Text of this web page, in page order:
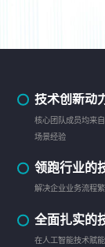
技术创新动
核心团队成员均来
场景经验
领跑行业的
解决企业业务流程
全面扎实的
在人工智能技术赋